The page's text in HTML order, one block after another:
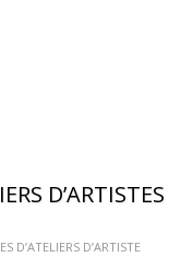
D’ARTISTES
D’ATELIERS D’ARTISTE